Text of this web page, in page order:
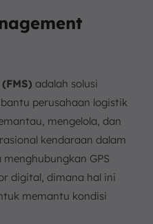
adalah solusi
perusahaan logistik
mengelola, dan
kendaraan dalam
GPS
digital, dimana hal ini
memantu kondisi